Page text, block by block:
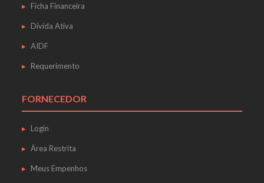
Ficha Financeira
Dívida Ativa
AIDF
Requerimento
FORNECEDOR
Login
Área Restrita
Meus Empenhos